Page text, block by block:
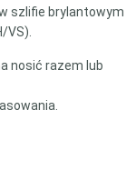
szlifie brylantowym
VS).
nosić razem lub